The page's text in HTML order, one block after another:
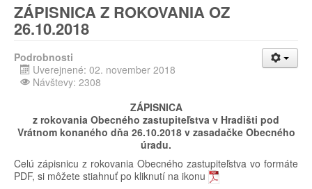
Hlavné menu
Samospráva
Zverejňovanie
Organizácie
ZÁPISNICA Z ROKOVANIA OZ
26.10.2018
Podrobnosti
Uverejnené: 02. november 2018
Návštevy: 2308
ZÁPISNICA
z rokovania Obecného zastupiteľstva v Hradišti pod
Vrátnom konaného dňa 26.10.2018 v zasadačke Obecného
úradu.
Celú zápisnicu z rokovania Obecného zastupiteľstva vo formáte
PDF, si môžete stiahnuť po kliknutí na ikonu